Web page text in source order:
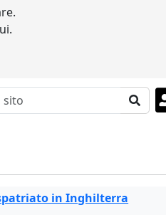
in Inghilterra